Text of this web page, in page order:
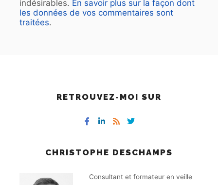
indésirables. En savoir plus sur la façon dont
les données de vos commentaires sont
traitées.
RETROUVEZ-MOI SUR
CHRISTOPHE DESCHAMPS
Consultant et formateur en veille